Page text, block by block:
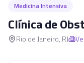
Medicina Intensiva
Clínica de
Rio de Janeiro, RJ